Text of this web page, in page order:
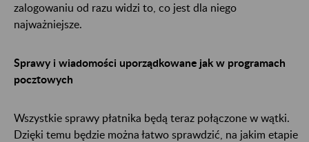
zalogowaniu od razu widzi to, co jest dla niego
najważniejsze.
Sprawy i wiadomości uporządkowane jak w programach
pocztowych
Wszystkie sprawy płatnika będą teraz połączone w wątki.
Dzięki temu będzie można łatwo sprawdzić, na jakim etapie